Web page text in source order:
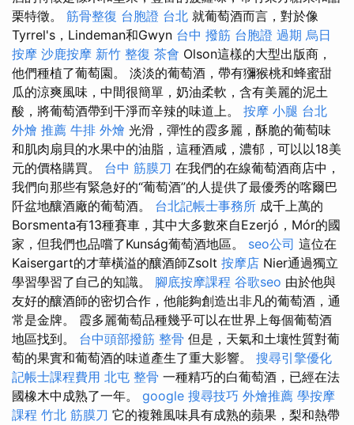
栗特徵。 筋骨整復 台胞證 台北 就葡萄酒而言，對於像
Tyrrel's，Lindeman和Gwyn 台中 撥筋 台胞證 過期 烏日
按摩 沙鹿按摩 新竹 整復 茶會 Olson這樣的大型出版商，
他們種植了葡萄園。 淡淡的葡萄酒，帶有獼猴桃和蜂蜜甜
瓜的涼爽風味，中間很簡單，奶油柔軟，含有美麗的泥土
酸，將葡萄酒帶到干淨而辛辣的味道上。 按摩 小腿 台北
外燴 推薦 牛排 外燴 光滑，彈性的霞多麗，酥脆的葡萄味
和肌肉扇貝的水果中的油脂，這種酒咸，濃郁，可以以18美
元的價格購買。 台中 筋膜刀 在我們的在線葡萄酒商店中，
我們向那些有緊急好的“葡萄酒”的人提供了最優秀的喀爾巴
阡盆地釀酒廠的葡萄酒。 台北記帳士事務所 成千上萬的
Borsmenta有13種賽車，其中大多數來自Ezerjó，Mór的國
家，但我們也品嚐了Kunság葡萄酒地區。 seo公司 這位在
Kaisergart的才華橫溢的釀酒師Zsolt 按摩店 Nier通過獨立
學習學習了自己的知識。 腳底按摩課程 谷歌seo 由於他與
友好的釀酒師的密切合作，他能夠創造出非凡的葡萄酒，通
常是金牌。 霞多麗葡萄品種幾乎可以在世界上每個葡萄酒
地區找到。 台中頭部撥筋 整骨 但是，天氣和土壤性質對葡
萄的果實和葡萄酒的味道產生了重大影響。 搜尋引擎優化
記帳士課程費用 北屯 整骨 一種精巧的白葡萄酒，已經在法
國橡木中成熟了一年。 google 搜尋技巧 外燴推薦 學按摩
課程 竹北 筋膜刀 它的複雜風味具有成熟的蘋果，梨和熱帶